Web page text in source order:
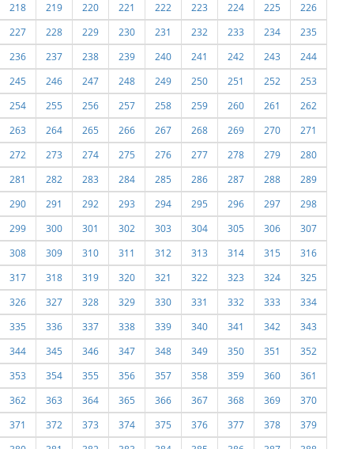
218
219 220 221 222 223 224 225
226
227
228 229 230 231 232 233 234
235
236
237 238 239 240 241 242 243
244
245
246 247 248 249 250 251 252
253
254
255 256 257 258 259 260 261
262
263
264 265 266 267 268 269 270
271
272
273 274 275 276 277 278 279
280
281
282 283 284 285 286 287 288
289
290
291 292 293 294 295 296 297
298
299
300 301 302 303 304 305 306
307
308
309 310 311 312 313 314 315
316
317
318 319 320 321 322 323 324
325
326
327 328 329 330 331 332 333
334
335
336 337 338 339 340 341 342
343
344
345 346 347 348 349 350 351
352
353
354 355 356 357 358 359 360
361
362
363 364 365 366 367 368 369
370
371
372 373 374 375 376 377 378
379